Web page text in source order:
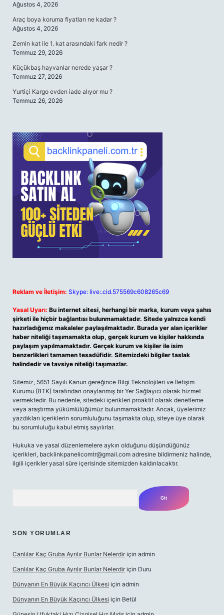
Ağustos 4, 2026
Araç boya koruma fiyatları ne kadar ?
Ağustos 4, 2026
Zemin kat ile 1. kat arasındaki fark nedir ?
Temmuz 29, 2026
Küçükbaş hayvanlar nerede yaşar ?
Temmuz 27, 2026
Yurtiçi Kargo evden iade alıyor mu ?
Temmuz 26, 2026
Reklam ve İletişim: Skype: live:.cid.575569c608265c69
Yasal Uyarı: Bu internet sitesi, herhangi bir marka, kurum veya şahıs
şirketi ile hiçbir bağlantısı bulunmamaktadır. Sitede yalnızca kendi
hazırladığımız makaleler paylaşılmaktadır. Burada yer alan içerikler
haber niteliği taşımamakta olup, gerçek kurum ve kişiler hakkında
paylaşım yapılmamaktadır. Gerçek kurum ve kişiler ile isim
benzerlikleri tamamen tesadüfidir. Sitemizdeki bilgiler taslak
halindedir ve tavsiye niteliği taşımazlar.
Sitemiz, 5651 Sayılı Kanun gereğince Bilgi Teknolojileri ve İletişim
Kurumu (BTK) tarafından onaylanmış bir Yer Sağlayıcı olarak hizmet
vermektedir. Bu nedenle, sitedeki içerikleri proaktif olarak denetleme
veya araştırma yükümlülüğümüz bulunmamaktadır. Ancak, üyelerimiz
yazdıkları içeriklerin sorumluluğunu taşımakta olup, siteye üye olarak
bu sorumluluğu kabul etmiş sayılırlar.
Hukuka ve yasal düzenlemelere aykırı olduğunu düşündüğünüz
içerikleri, backlinkpanelicomtr@gmail.com adresine bildirmeniz halinde,
ilgili içerikler yasal süre içerisinde sitemizden kaldırılacaktır.
SON YORUMLAR
Canlılar Kaç Gruba Ayrılır Bunlar Nelerdir için admin
Canlılar Kaç Gruba Ayrılır Bunlar Nelerdir için Duru
Dünyanın En Büyük Kaçıncı Ülkesi için admin
Dünyanın En Büyük Kaçıncı Ülkesi için Betül